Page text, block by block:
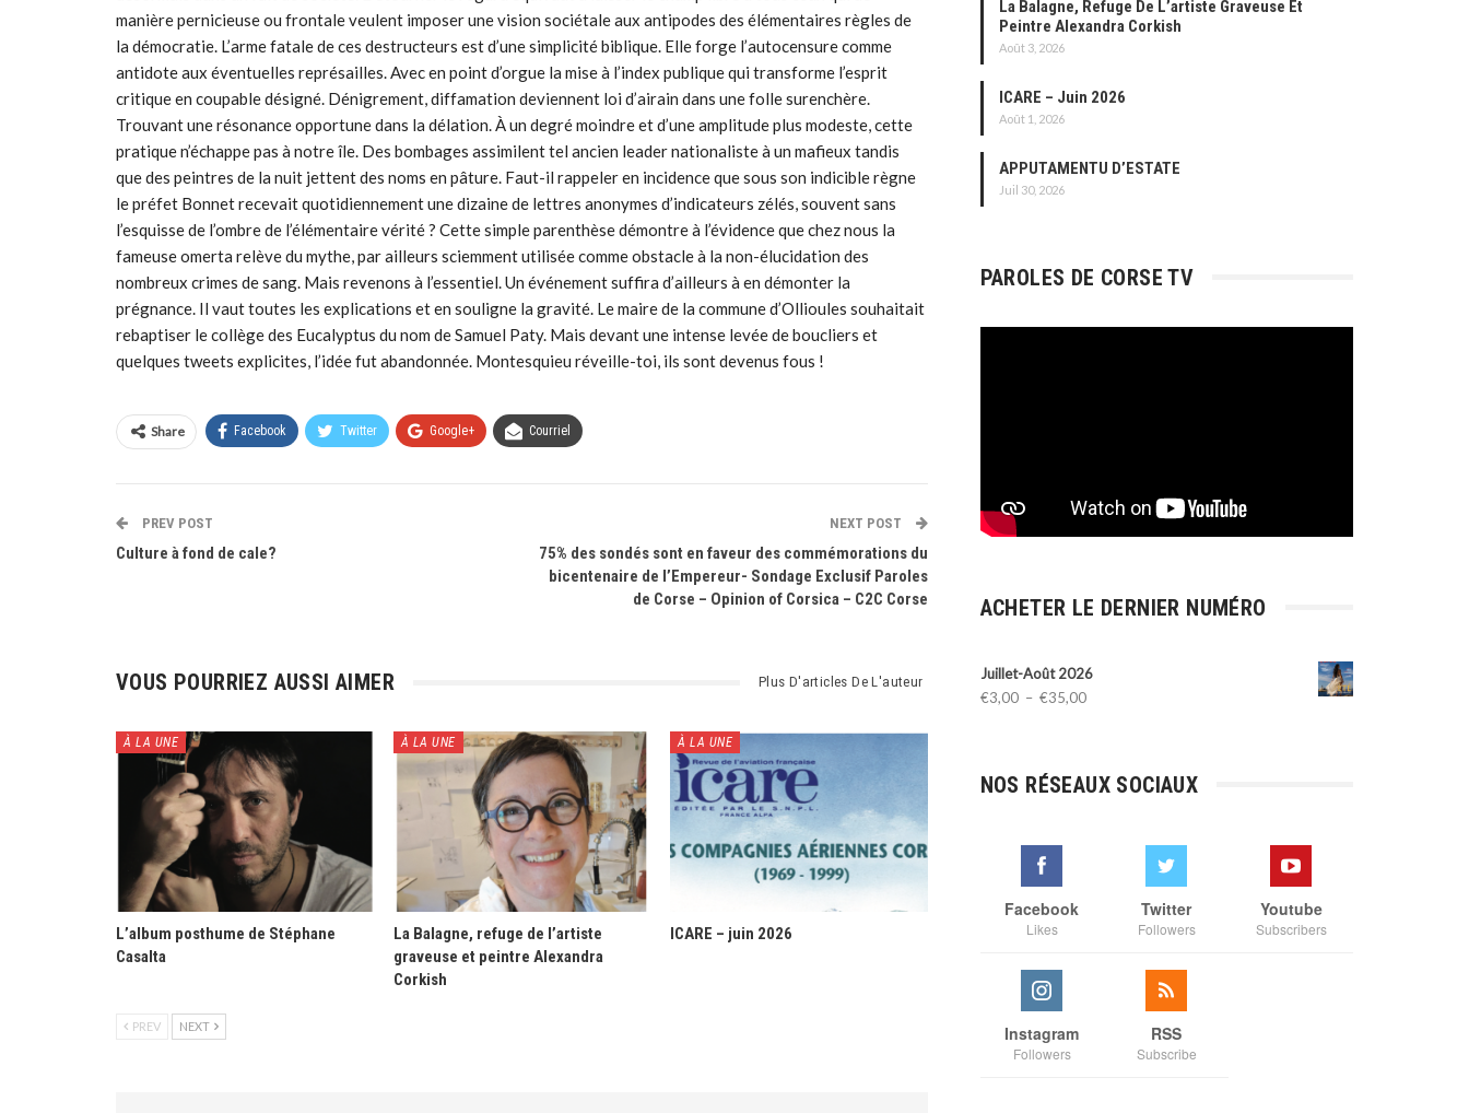
manière pernicieuse ou frontale veulent imposer une vision sociétale aux antipodes des élémentaires règles de
la démocratie. L’arme fatale de ces destructeurs est d’une simplicité biblique. Elle forge l’autocensure comme
antidote aux éventuelles représailles. Avec en point d’orgue la mise à l’index publique qui transforme l’esprit
critique en coupable désigné. Dénigrement, diffamation deviennent loi d’airain dans une folle surenchère.
Trouvant une résonance opportune dans la délation. À un degré moindre et d’une amplitude plus modeste, cette
pratique n’échappe pas à notre île. Des bombages assimilent tel ancien leader nationaliste à un mafieux tandis
que des peintres de la nuit jettent des noms en pâture. Faut-il rappeler en incidence que sous son indicible règne
le préfet Bonnet recevait quotidiennement une dizaine de lettres anonymes d’indicateurs zélés, souvent sans
l’esquisse de l’ombre de l’élémentaire vérité ? Cette simple parenthèse démontre à l’évidence que chez nous la
fameuse omerta relève du mythe, par ailleurs sciemment utilisée comme obstacle à la non-élucidation des
nombreux crimes de sang. Mais revenons à l’essentiel. Un événement suffira d’ailleurs à en démonter la
prégnance. Il vaut toutes les explications et en souligne la gravité. Le maire de la commune d’Ollioules souhaitait
rebaptiser le collège des Eucalyptus du nom de Samuel Paty. Mais devant une intense levée de boucliers et
quelques tweets explicites, l’idée fut abandonnée. Montesquieu réveille-toi, ils sont devenus fous !
Share Facebook Twitter Google+ Courriel
PREV POST
Culture à fond de cale?
NEXT POST
75% des sondés sont en faveur des commémorations du
bicentenaire de l’Empereur- Sondage Exclusif Paroles
de Corse – Opinion of Corsica – C2C Corse
VOUS POURRIEZ AUSSI AIMER Plus D'articles De L'auteur
À LA UNE
L’album posthume de Stéphane
Casalta
À LA UNE
La Balagne, refuge de l’artiste
graveuse et peintre Alexandra
Corkish
À LA UNE
ICARE – juin 2026
PREV NEXT
La Balagne, Refuge De L’artiste Graveuse Et
Peintre Alexandra Corkish
Août 3, 2026
ICARE – Juin 2026
Août 1, 2026
APPUTAMENTU D’ESTATE
Juil 30, 2026
PAROLES DE CORSE TV
ACHETER LE DERNIER NUMÉRO
Juillet-Août 2026
€3,00 – €35,00Plage
à
NOS RÉSEAUX SOCIAUX
Facebook
Likes
Twitter
Followers
Youtube
Subscribers
Instagram
Followers
RSS
Subscribe